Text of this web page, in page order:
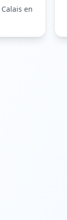
Calais en